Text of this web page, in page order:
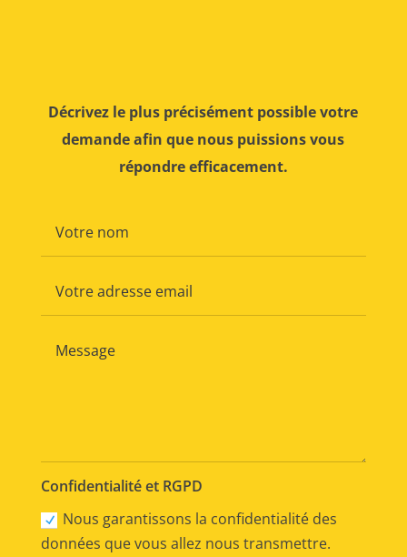
Décrivez le plus précisément possible votre
demande afin que nous puissions vous
répondre efficacement.
Confidentialité et RGPD
Nous garantissons la confidentialité des
données que vous allez nous transmettre.